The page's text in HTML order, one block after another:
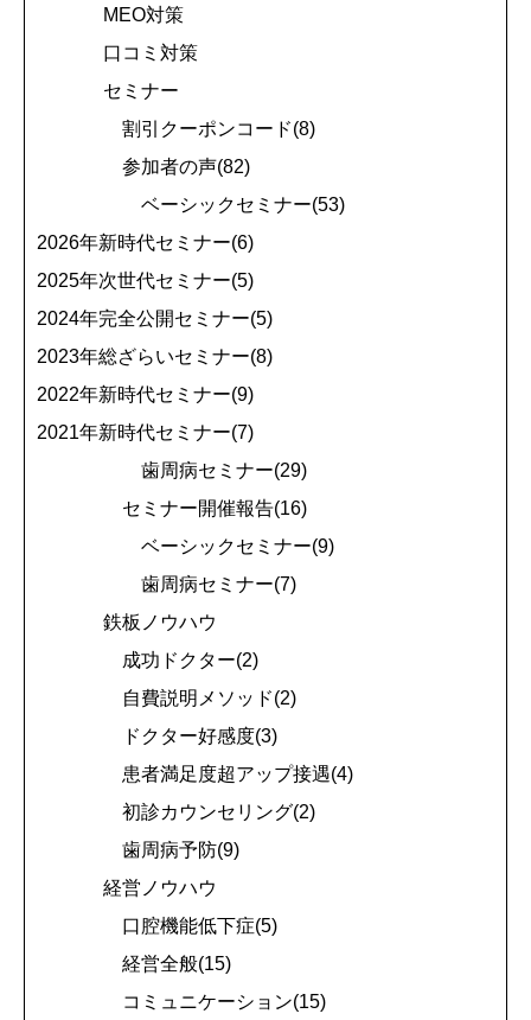
MEO対策
口コミ対策
セミナー
割引クーポンコード(8)
参加者の声(82)
ベーシックセミナー(53)
2026年新時代セミナー(6)
2025年次世代セミナー(5)
2024年完全公開セミナー(5)
2023年総ざらいセミナー(8)
2022年新時代セミナー(9)
2021年新時代セミナー(7)
歯周病セミナー(29)
セミナー開催報告(16)
ベーシックセミナー(9)
歯周病セミナー(7)
鉄板ノウハウ
成功ドクター(2)
自費説明メソッド(2)
ドクター好感度(3)
患者満足度超アップ接遇(4)
初診カウンセリング(2)
歯周病予防(9)
経営ノウハウ
口腔機能低下症(5)
経営全般(15)
コミュニケーション(15)